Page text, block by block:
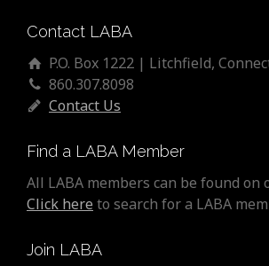
Contact LABA
P.O. Box 1222 | Litchfield,
860.307.8098
Contact Us
Find a LABA Member
All LABA members can be found on
Click here to search for a LABA
Join LABA